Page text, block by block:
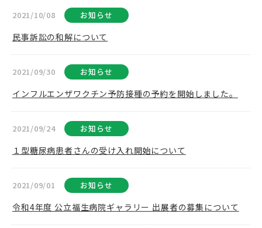
2021/10/08 お知らせ
民事訴訟の和解について
2021/09/30 お知らせ
インフルエンザワクチン予防接種の予約を開始しました。
2021/09/24 お知らせ
１型糖尿病患者さんの受け入れ開始について
2021/09/01 お知らせ
令和4年度 公立福生病院ギャラリー 出展者の募集について